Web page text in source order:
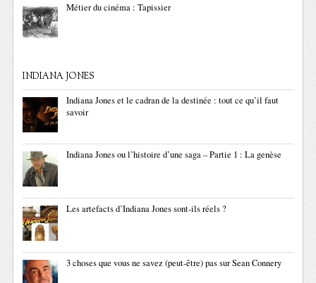
Métier du cinéma : Tapissier
INDIANA JONES
Indiana Jones et le cadran de la destinée : tout ce qu’il faut
savoir
Indiana Jones ou l’histoire d’une saga – Partie 1 : La genèse
Les artefacts d’Indiana Jones sont-ils réels ?
3 choses que vous ne savez (peut-être) pas sur Sean Connery